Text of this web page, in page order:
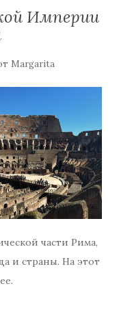
Империи
Margarita
части Рима,
и страны. На этот